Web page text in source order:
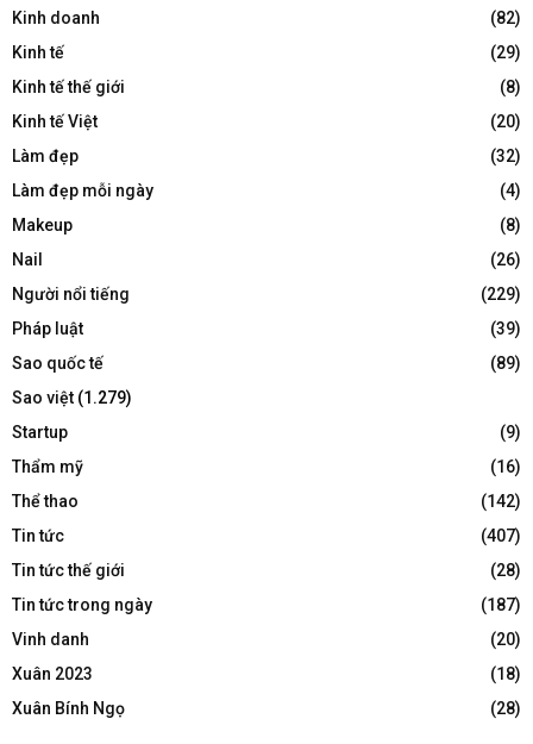
Kinh doanh
(82)
Kinh tế
(29)
Kinh tế thế giới
(8)
Kinh tế Việt
(20)
Làm đẹp
(32)
Làm đẹp mỗi ngày
(4)
Makeup
(8)
Nail
(26)
Người nổi tiếng
(229)
Pháp luật
(39)
Sao quốc tế
(89)
Sao việt (1.279)
Startup
(9)
Thẩm mỹ
(16)
Thể thao
(142)
Tin tức
(407)
Tin tức thế giới
(28)
Tin tức trong ngày
(187)
Vinh danh
(20)
Xuân 2023
(18)
Xuân Bính Ngọ
(28)